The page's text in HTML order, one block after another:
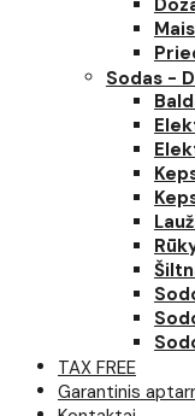
Sodas -
TAX FREE
Garantinis